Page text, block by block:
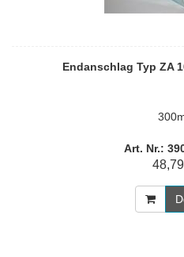
Endanschlag Typ ZA
Art. Nr.: